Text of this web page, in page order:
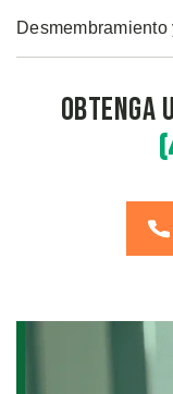
Desmembramiento
Obtenga